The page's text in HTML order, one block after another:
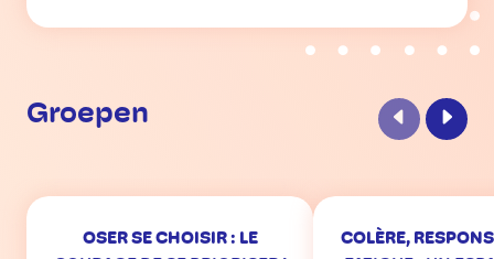
Groepen Vorige
OSER SE CHOISIR : LE
COLÈRE,